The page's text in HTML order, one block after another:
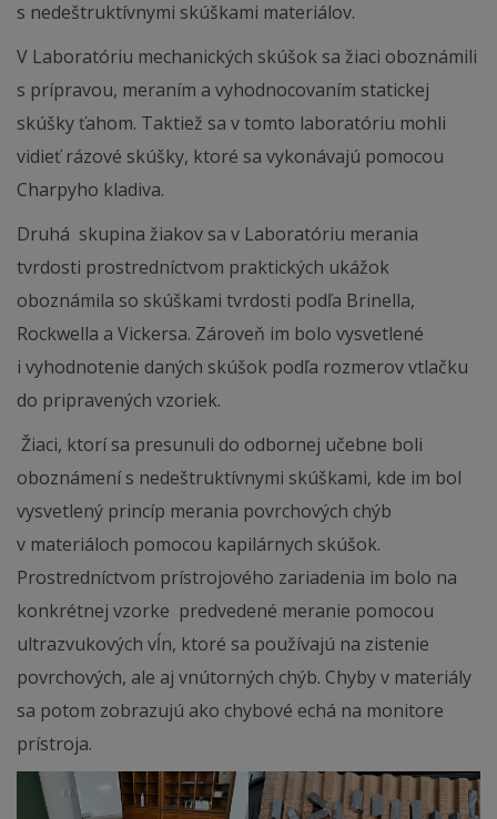
s nedeštruktívnymi skúškami materiálov.
V Laboratóriu mechanických skúšok sa žiaci oboznámili
s prípravou, meraním a vyhodnocovaním statickej
skúšky ťahom. Taktiež sa v tomto laboratóriu mohli
vidieť rázové skúšky, ktoré sa vykonávajú pomocou
Charpyho kladiva.
Druhá skupina žiakov sa v Laboratóriu merania
tvrdosti prostredníctvom praktických ukážok
oboznámila so skúškami tvrdosti podľa Brinella,
Rockwella a Vickersa. Zároveň im bolo vysvetlené
i vyhodnotenie daných skúšok podľa rozmerov vtlačku
do pripravených vzoriek.
Žiaci, ktorí sa presunuli do odbornej učebne boli
oboznámení s nedeštruktívnymi skúškami, kde im bol
vysvetlený princíp merania povrchových chýb
v materiáloch pomocou kapilárnych skúšok.
Prostredníctvom prístrojového zariadenia im bolo na
konkrétnej vzorke predvedené meranie pomocou
ultrazvukových vĺn, ktoré sa používajú na zistenie
povrchových, ale aj vnútorných chýb. Chyby v materiály
sa potom zobrazujú ako chybové echá na monitore
prístroja.